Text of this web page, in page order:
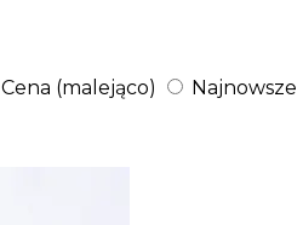
Cena (malejąco) Najnowsze